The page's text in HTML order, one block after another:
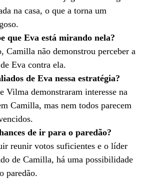
na casa, o que a torna um
que Eva está mirando nela?
Camilla não demonstrou perceber a
Eva contra ela.
de Eva nessa estratégia?
Vilma demonstraram interesse na
Camilla, mas nem todos parecem
de ir para o paredão?
reunir votos suficientes e o líder
de Camilla, há uma possibilidade
paredão.